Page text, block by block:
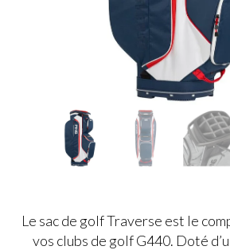
Le sac de golf Traverse est le
vos clubs de golf G440. Doté